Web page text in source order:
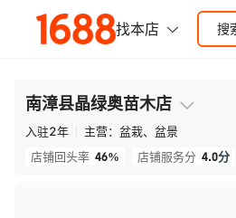
南漳县晶绿奥苗木店
入驻2年 主营： 盆栽、盆景
店铺回头率 46% 店铺服务分 4.0分